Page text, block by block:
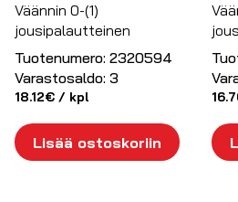
Väännin 0-(1)
jousipalautteinen
Tuotenumero: 2320594
Varastosaldo: 3
18.12€ / kpl
Lisää ostoskoriin